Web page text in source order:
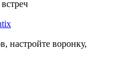
настройте воронку,